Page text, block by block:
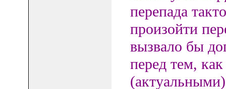
перепада
произойти
вызвало бы
перед тем,